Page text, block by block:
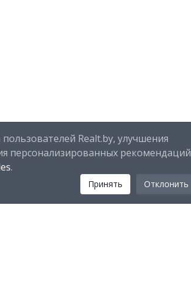
Realt.by, улучшения
персонализированных рекомендаций
.
Принять Отклонить